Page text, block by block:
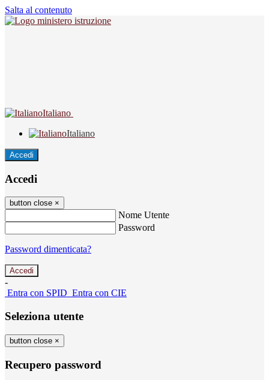
Salta al contenuto
Italiano
Italiano
Accedi
Accedi
button close ×
Nome Utente
Password
Password dimenticata?
-
Entra con SPID Entra con CIE
Seleziona utente
button close ×
Recupero password